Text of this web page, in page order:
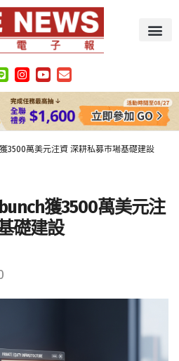
3500萬美元注資 深耕私募市場基礎建設
獲3500萬美元注
礎建設